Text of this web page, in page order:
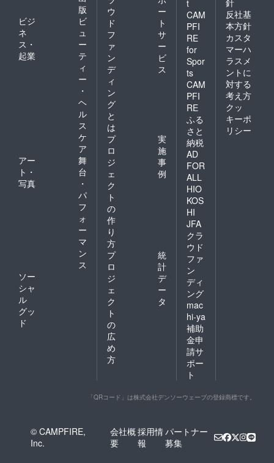
版
ビジ
ネ
ス・
起業
ビ
ュ
ー
テ
ィ
ー
・
ヘ
ル
ス
ケ
ア
アー
ト・
写真
舞
台
・
パ
フ
ォ
ー
マ
ン
ス
ソー
シャ
ル
グッ
ド
ウ
ド
フ
ァ
ン
デ
ィ
ン
グ
と
は
ー
ト
サ
ー
ビ
ス
プ
ロ
ジ
ェ
ク
ト
の
作
り
方
実
施
事
例
プ
ロ
ジ
ェ
ク
ト
の
広
め
方
統
計
デ
ー
タ
t
CAM
PFI
RE
for
Spor
ts
CAM
PFI
RE
ふる
さと
納税
AD
FOR
ALL
HIO
KOS
HI
JFA
クラ
ウド
ファ
ン
ディ
ング
mac
hi-ya
補助
金申
請サ
ポー
ト
針
反社基
本方針
カスタ
マーハ
ラスメ
ントに
対する
考え方
クッ
キーポ
リシー
「QRコード」は株式会社デンソーウェーブの登録商標です。
© CAMPFIRE,
Inc.
会社概
要
採用情
報
パートナー
募集